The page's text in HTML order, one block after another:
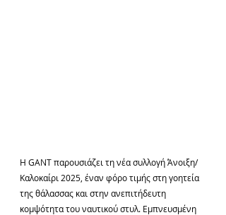
Η GANT παρουσιάζει τη νέα συλλογή Άνοιξη/
Καλοκαίρι 2025, έναν φόρο τιμής στη γοητεία
της θάλασσας και στην ανεπιτήδευτη
κομψότητα του ναυτικού στυλ. Εμπνευσμένη